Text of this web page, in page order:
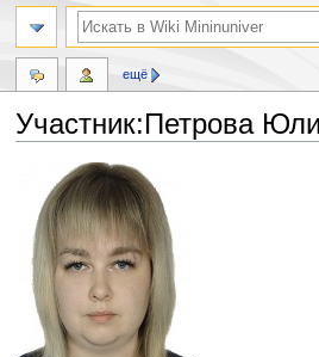
Участник:Петрова
Перейти
навигации
Перейти
поиску
ещё